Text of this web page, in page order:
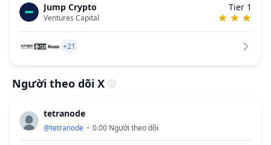
Jump Crypto
Ventures Capital
Tier 1
+21
Người theo dõi X
tetranode
@tetranode 0.00 Người theo dõi